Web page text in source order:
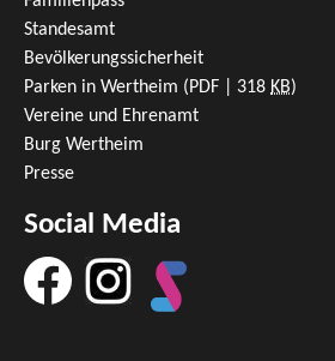
Standesamt
Bevölkerungssicherheit
Parken in Wertheim (PDF | 318 KB)
Vereine und Ehrenamt
Burg Wertheim
Presse
Social Media